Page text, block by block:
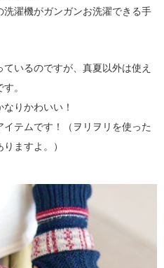
濯機がガンガンお洗濯できる手
いるのですが、真夏以外は使え
。
りかわいい！
テムです！（ヲリヲリを使った
ますよ。）